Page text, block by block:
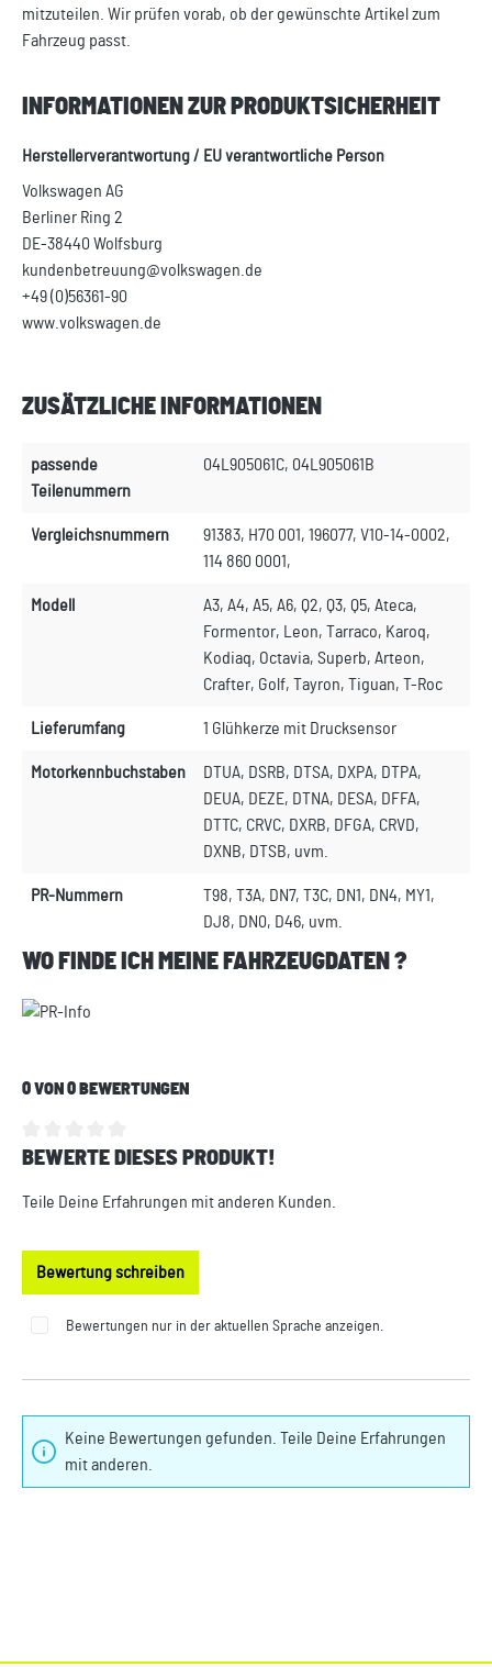
mitzuteilen. Wir prüfen vorab, ob der gewünschte Artikel zum
Fahrzeug passt.
INFORMATIONEN ZUR PRODUKTSICHERHEIT
Herstellerverantwortung / EU verantwortliche Person
Volkswagen AG
Berliner Ring 2
DE-38440 Wolfsburg
kundenbetreuung@volkswagen.de
+49 (0)56361-90
www.volkswagen.de
ZUSÄTZLICHE INFORMATIONEN
passende
Teilenummern
04L905061C, 04L905061B
Vergleichsnummern
91383, H70 001, 196077, V10-14-0002,
114 860 0001,
Modell
A3, A4, A5, A6, Q2, Q3, Q5, Ateca,
Formentor, Leon, Tarraco, Karoq,
Kodiaq, Octavia, Superb, Arteon,
Crafter, Golf, Tayron, Tiguan, T-Roc
Lieferumfang 1 Glühkerze mit Drucksensor
Motorkennbuchstaben
DTUA, DSRB, DTSA, DXPA, DTPA,
DEUA, DEZE, DTNA, DESA, DFFA,
DTTC, CRVC, DXRB, DFGA, CRVD,
DXNB, DTSB, uvm.
PR-Nummern
T98, T3A, DN7, T3C, DN1, DN4, MY1,
DJ8, DN0, D46, uvm.
WO FINDE ICH MEINE FAHRZEUGDATEN ?
0 VON 0 BEWERTUNGEN
Durchschnittliche Bewertung von 0 von 5 Sternen
BEWERTE DIESES PRODUKT!
Teile Deine Erfahrungen mit anderen Kunden.
Bewertung schreiben
Bewertungen nur in der aktuellen Sprache anzeigen.
Keine Bewertungen gefunden. Teile Deine Erfahrungen
mit anderen.